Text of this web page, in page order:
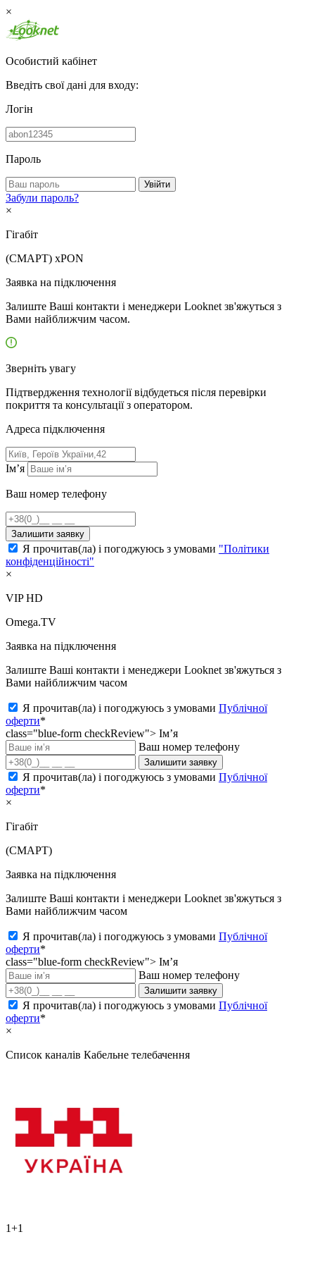
×
Особистий кабінет
Введіть свої дані для входу:
Логін
Пароль
Увійти
Забули пароль?
×
Гігабіт
(СМАРТ) xPON
Заявка на підключення
Залиште Ваші контакти і менеджери Looknet зв'яжуться з
Вами найближчим часом.
Зверніть увагу
Підтвердження технології відбудеться після перевірки
покриття та консультації з оператором.
Адресa підключення
Ім’я
Ваш номер телефону
Залишити заявку
Я прочитав(ла) і погоджуюсь з умовами "Політики
конфіденційності"
×
VIP HD
Omega.TV
Заявка на підключення
Залиште Ваші контакти і менеджери Looknet зв'яжуться з
Вами найближчим часом
Я прочитав(ла) і погоджуюсь з умовами Публічної
оферти*
class="blue-form checkReview"> Ім’я
Ваш номер телефону
Залишити заявку
Я прочитав(ла) і погоджуюсь з умовами Публічної
оферти*
×
Гігабіт
(СМАРТ)
Заявка на підключення
Залиште Ваші контакти і менеджери Looknet зв'яжуться з
Вами найближчим часом
Я прочитав(ла) і погоджуюсь з умовами Публічної
оферти*
class="blue-form checkReview"> Ім’я
Ваш номер телефону
Залишити заявку
Я прочитав(ла) і погоджуюсь з умовами Публічної
оферти*
×
Список каналів Кабельне телебачення
1+1